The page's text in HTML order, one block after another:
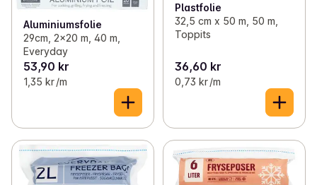
Aluminiumsfolie
29cm, 2x20 m, 40 m,
Everyday
53,90 kr
1,35 kr /m
Plastfolie
32,5 cm x 50 m, 50 m,
Toppits
36,60 kr
0,73 kr /m